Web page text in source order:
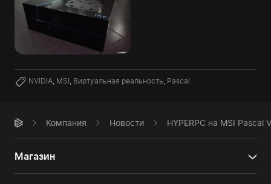
NVIDIA, MSI, Виртуальная реальность, Pascal
Компания Новости HYPERPC на MSI Pascal
Магазин